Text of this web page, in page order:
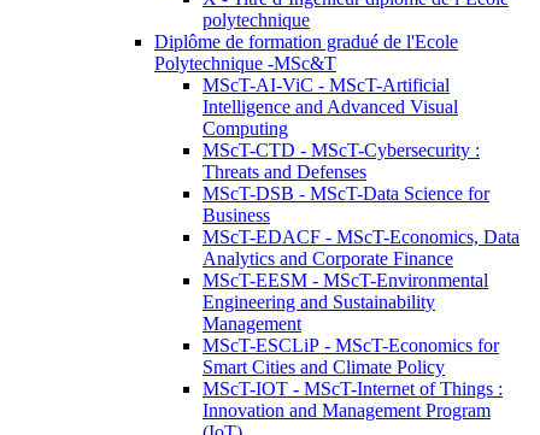
polytechnique
Diplôme de formation gradué de l'Ecole
Polytechnique -MSc&T
MScT-AI-ViC - MScT-Artificial
Intelligence and Advanced Visual
Computing
MScT-CTD - MScT-Cybersecurity :
Threats and Defenses
MScT-DSB - MScT-Data Science for
Business
MScT-EDACF - MScT-Economics, Data
Analytics and Corporate Finance
MScT-EESM - MScT-Environmental
Engineering and Sustainability
Management
MScT-ESCLiP - MScT-Economics for
Smart Cities and Climate Policy
MScT-IOT - MScT-Internet of Things :
Innovation and Management Program